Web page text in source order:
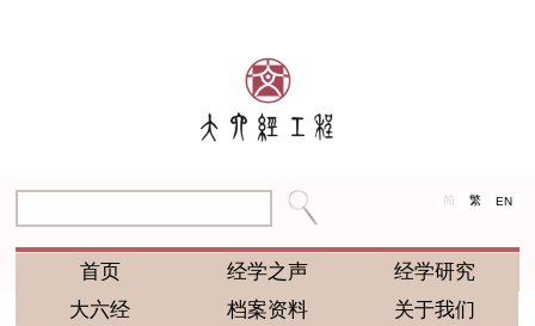
简 繁 EN
首页 经学之声
经学研究
大六经
档案资料 关于我们